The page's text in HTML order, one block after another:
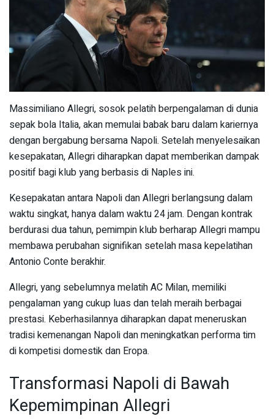
Massimiliano Allegri, sosok pelatih berpengalaman di dunia
sepak bola Italia, akan memulai babak baru dalam kariernya
dengan bergabung bersama Napoli. Setelah menyelesaikan
kesepakatan, Allegri diharapkan dapat memberikan dampak
positif bagi klub yang berbasis di Naples ini.
Kesepakatan antara Napoli dan Allegri berlangsung dalam
waktu singkat, hanya dalam waktu 24 jam. Dengan kontrak
berdurasi dua tahun, pemimpin klub berharap Allegri mampu
membawa perubahan signifikan setelah masa kepelatihan
Antonio Conte berakhir.
Allegri, yang sebelumnya melatih AC Milan, memiliki
pengalaman yang cukup luas dan telah meraih berbagai
prestasi. Keberhasilannya diharapkan dapat meneruskan
tradisi kemenangan Napoli dan meningkatkan performa tim
di kompetisi domestik dan Eropa.
Transformasi Napoli di Bawah
Kepemimpinan Allegri